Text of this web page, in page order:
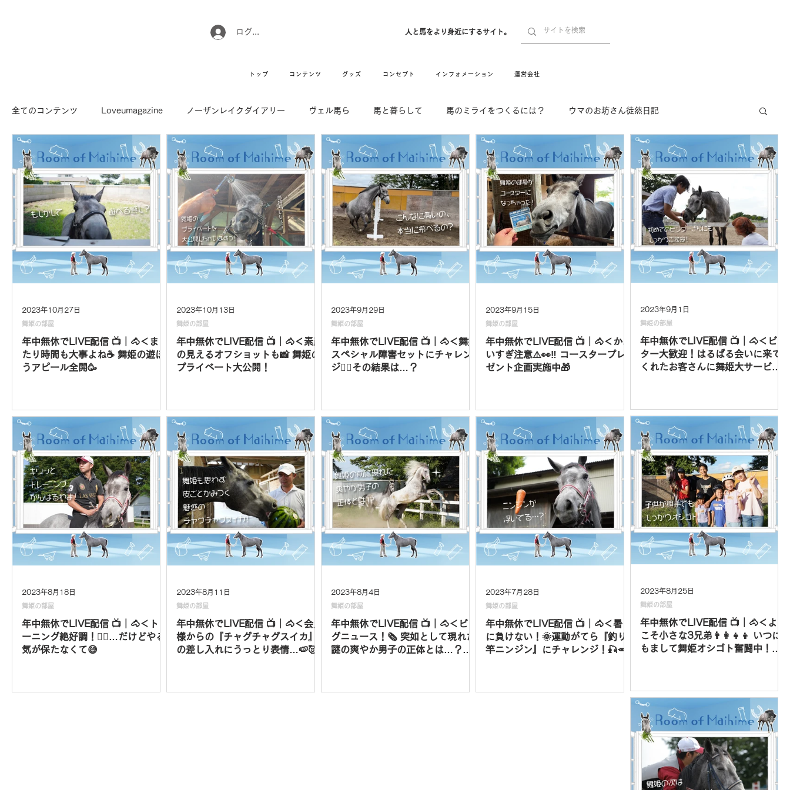
ログイン 人と馬をより身近にするサイト。
トップ コンテンツ グッズ コンセプト インフォメーション 運営会社
全てのコンテンツ Loveumagazine ノーザンレイクダイアリー ヴェル馬ら 馬と暮らして 馬のミライをつくるには？ ウマのお坊さん徒然日記
馬でUMAなアトリエ 愛情MAX! ルミノックス RIDE & HUG 舞姫の部屋 withuma. 引退馬コレクション インフォメーション Movie New
Long Hit
年中無休でLIVE配信 📺｜🐴＜まっ
たり時間も大事よね☕️ 舞姫の遊ぼ
うアピール全開🥳
舞姫の部屋
2023年10月27日
年中無休でLIVE配信 📺｜🐴＜素顔
の見えるオフショットも📸 舞姫の
プライベート大公開！
舞姫の部屋
2023年10月13日
年中無休でLIVE配信 📺｜🐴＜舞姫
スペシャル障害セットにチャレン
ジ❤️‍🔥その結果は…？
舞姫の部屋
2023年9月29日
年中無休でLIVE配信 📺｜🐴＜かわ
いすぎ注意⚠️👀‼️ コースタープレ
ゼント企画実施中🎁
舞姫の部屋
2023年9月15日
年中無休でLIVE配信 📺｜🐴＜ビジ
ター大歓迎！はるばる会いに来て
くれたお客さんに舞姫大サービス
舞姫の部屋
2023年9月1日
年中無休でLIVE配信 📺｜🐴＜よう
こそ小さな3兄弟👨‍👩‍👧‍👦 いつに
もまして舞姫オシゴト奮闘中！🐎
舞姫の部屋
2023年8月25日
年中無休でLIVE配信 📺｜🐴＜トレ
ーニング絶好調！🏋️‍♀️…だけどやる
気が保たなくて😅
舞姫の部屋
2023年8月18日
年中無休でLIVE配信 📺｜🐴＜会員
様からの『チャグチャグスイカ』
の差し入れにうっとり表情…🍉🥰
舞姫の部屋
2023年8月11日
年中無休でLIVE配信 📺｜🐴＜ビッ
グニュース！🗞️ 突如として現れた
謎の爽やか男子の正体とは…？🐎
舞姫の部屋
2023年8月4日
年中無休でLIVE配信 📺｜🐴＜暑さ
に負けない！🌞運動がてら『釣り
竿ニンジン』にチャレンジ！🎣🥕
舞姫の部屋
2023年7月28日